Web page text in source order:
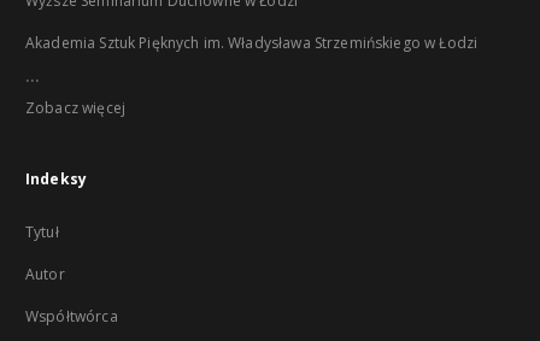
Akademia Sztuk Pięknych im. Władysława Strzemińskiego w Łodzi
...
Zobacz więcej
Indeksy
Tytuł
Autor
Współtwórca